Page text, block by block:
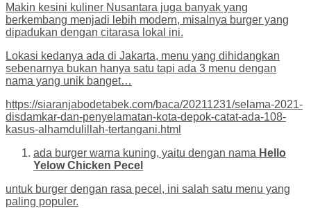
Makin kesini kuliner Nusantara juga banyak yang
berkembang menjadi lebih modern, misalnya burger yang
dipadukan dengan citarasa lokal ini.
Lokasi kedanya ada di Jakarta, menu yang dihidangkan
sebenarnya bukan hanya satu tapi ada 3 menu dengan
nama yang unik banget…
https://siaranjabodetabek.com/baca/20211231/selama-2021-
disdamkar-dan-penyelamatan-kota-depok-catat-ada-108-
kasus-alhamdulillah-tertangani.html
ada burger warna kuning, yaitu dengan nama Hello
Yelow Chicken Pecel
untuk burger dengan rasa pecel, ini salah satu menu yang
paling populer.